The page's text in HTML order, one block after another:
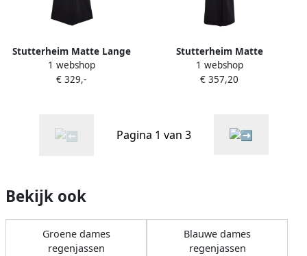
Stutterheim Matte Lange
Regenjas voor Vrouwen
Black Dames
1 webshop
€ 329,-
Stutterheim Matte
Regenjas met V-Vormige
Voorkant Black Dames
1 webshop
€ 357,20
Pagina 1 van 3
Bekijk ook
Groene dames
regenjassen
Blauwe dames
regenjassen